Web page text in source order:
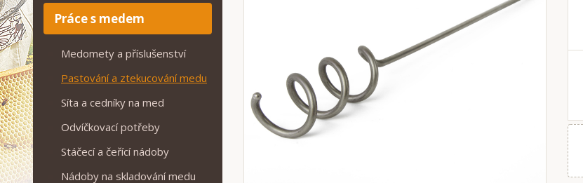
Práce s medem
Medomety a příslušenství
Pastování a ztekucování medu
Síta a cedníky na med
Odvíčkovací potřeby
Stáčecí a čeřící nádoby
Nádoby na skladování medu